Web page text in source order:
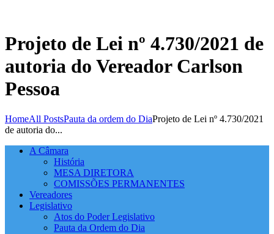
Projeto de Lei nº 4.730/2021 de
autoria do Vereador Carlson
Pessoa
HomeAll PostsPauta da ordem do DiaProjeto de Lei nº 4.730/2021
de autoria do...
A Câmara
História
MESA DIRETORA
COMISSÕES PERMANENTES
Vereadores
Legislativo
Atos do Poder Legislativo
Pauta da Ordem do Dia